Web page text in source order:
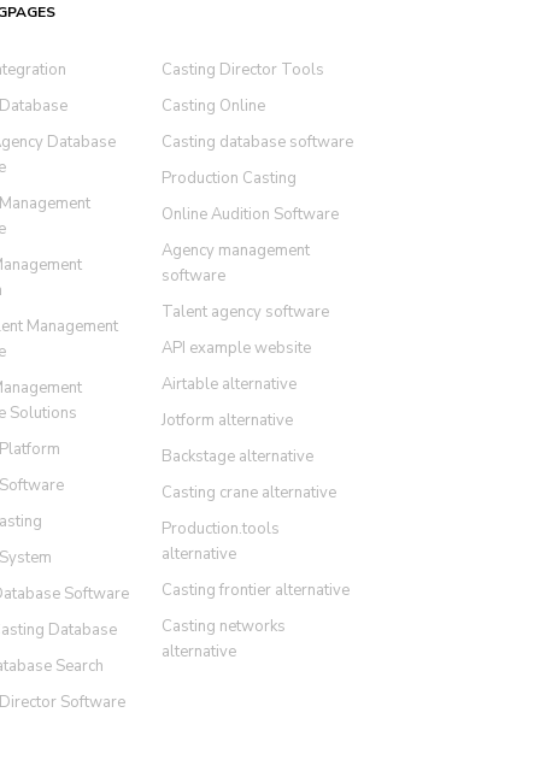
Database
Management
Solutions
Software
Database
Search
Software
Casting Director Tools
Casting Online
Casting database software
Production Casting
Online Audition Software
Agency management
software
Talent agency software
API example website
Airtable alternative
Jotform alternative
Backstage alternative
Casting crane alternative
Production.tools
alternative
Casting frontier alternative
Casting networks
alternative